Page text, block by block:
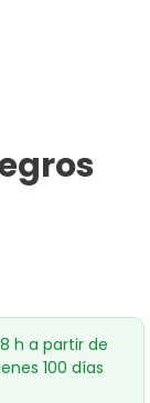
h a partir de
100 días